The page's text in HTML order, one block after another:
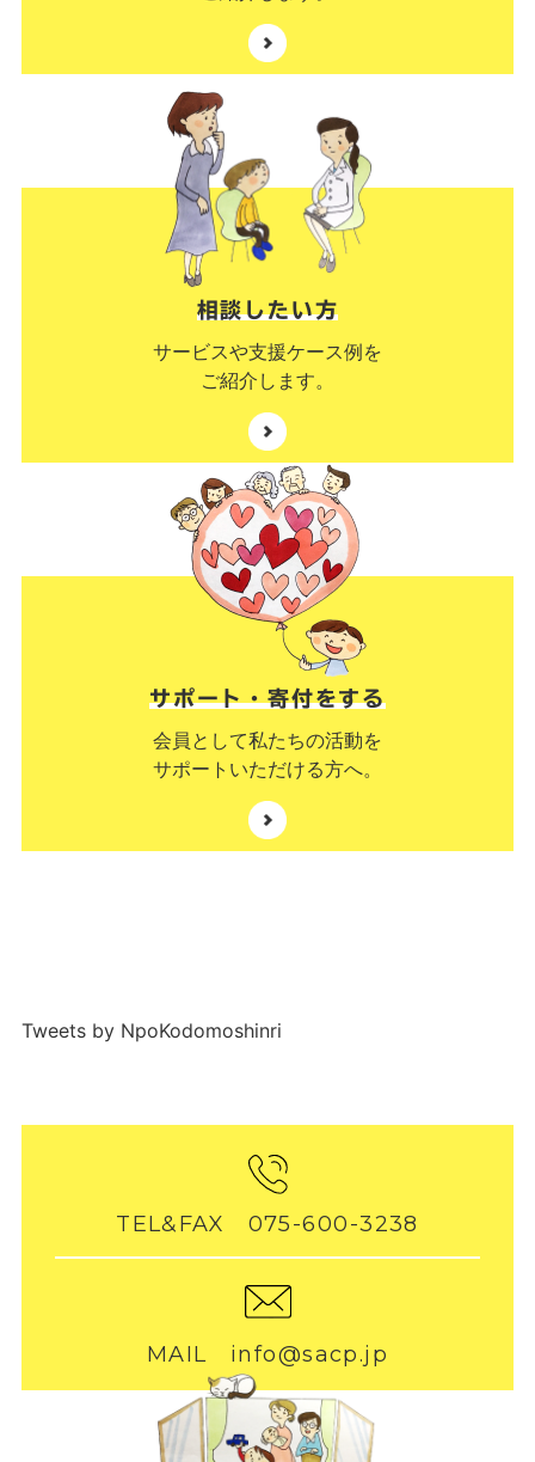
相談したい方
サービスや支援ケース例を
ご紹介します。
サポート・寄付をする
会員として私たちの活動を
サポートいただける方へ。
Tweets by NpoKodomoshinri
TEL&FAX 075-600-3238
MAIL info@sacp.jp